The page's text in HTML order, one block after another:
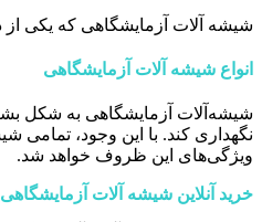
شیشه آلات آزمایشگاهی که یکی
انواع شیشه آلات آزمایشگاهی
شیشه‌آلات آزمایشگاهی به شکل
نگهداری کند. با این وجود، تمامی
ویژگی‌های این ظروف خواهد شد.
خرید آنلاین شیشه آلات آزمایشگاهی